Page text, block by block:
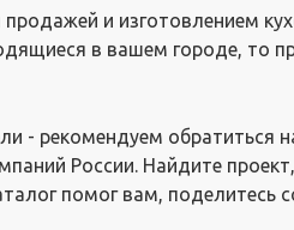
и изготовлением
в вашем городе, то
- рекомендуем обратиться
России. Найдите
помог вам, поделитесь